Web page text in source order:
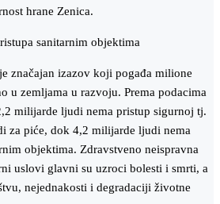
hrane Zenica.
sanitarnim objektima
značajan izazov koji pogađa milione
u zemljama u razvoju. Prema podacima
milijarde ljudi nema pristup sigurnoj tj.
za piće, dok 4,2 milijarde ljudi nema
objektima. Zdravstveno neispravna
uslovi glavni su uzroci bolesti i smrti, a
nejednakosti i degradaciji životne